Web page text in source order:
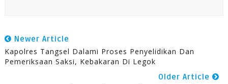
Newer Article
Kapolres Tangsel Dalami Proses Penyelidikan Dan
Pemeriksaan Saksi, Kebakaran Di Legok
Older Article